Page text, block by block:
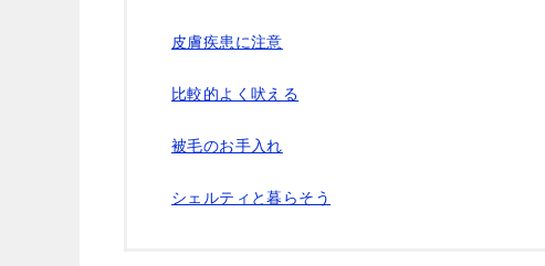
皮膚疾患に注意
比較的よく吠える
被毛のお手入れ
シェルティと暮らそう